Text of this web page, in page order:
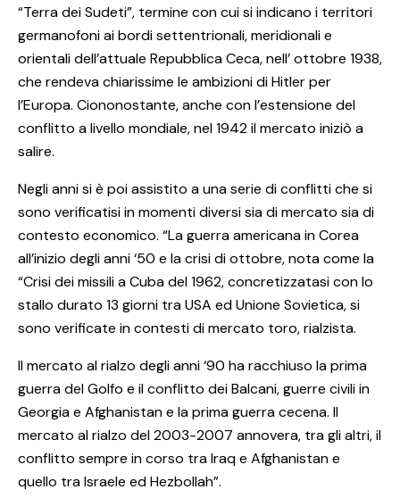
“Terra dei Sudeti”, termine con cui si indicano i territori
germanofoni ai bordi settentrionali, meridionali e
orientali dell’attuale Repubblica Ceca, nell’ ottobre 1938,
che rendeva chiarissime le ambizioni di Hitler per
l’Europa. Ciononostante, anche con l’estensione del
conflitto a livello mondiale, nel 1942 il mercato iniziò a
salire.
Negli anni si è poi assistito a una serie di conflitti che si
sono verificatisi in momenti diversi sia di mercato sia di
contesto economico. “La guerra americana in Corea
all’inizio degli anni ‘50 e la crisi di ottobre, nota come la
“Crisi dei missili a Cuba del 1962, concretizzatasi con lo
stallo durato 13 giorni tra USA ed Unione Sovietica, si
sono verificate in contesti di mercato toro, rialzista.
Il mercato al rialzo degli anni ‘90 ha racchiuso la prima
guerra del Golfo e il conflitto dei Balcani, guerre civili in
Georgia e Afghanistan e la prima guerra cecena. Il
mercato al rialzo del 2003-2007 annovera, tra gli altri, il
conflitto sempre in corso tra Iraq e Afghanistan e
quello tra Israele ed Hezbollah”.